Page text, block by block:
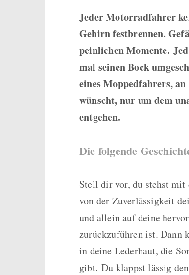
Jeder Motorradfahrer
Gehirn festbrennen.
peinlichen Momente.
mal seinen Bock
eines Moppedfahrers,
wünscht, nur um dem
entgehen.
Die folgende
Stell dir vor, du stehst mit
von der Zuverlässigkeit
und allein auf deine
zurückzuführen ist. Dann
in deine Lederhaut, die
gibt.Du klappst lässig